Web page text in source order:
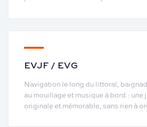
EVJF / EVG
Navigation le long du littoral,
au mouillage et musique à bord : une
originale et mémorable, sans rien à